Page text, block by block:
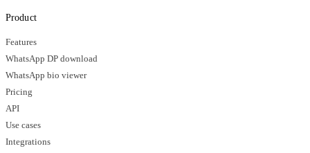
Product
Features
WhatsApp DP download
WhatsApp bio viewer
Pricing
API
Use cases
Integrations